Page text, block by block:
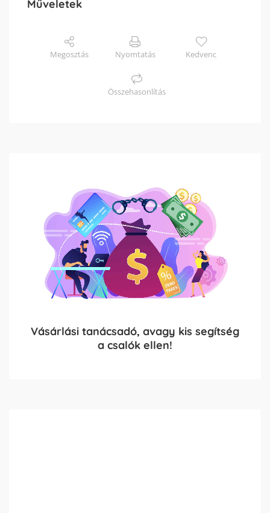
Műveletek
Megosztás Nyomtatás Kedvenc
Összehasonlítás
Vásárlási tanácsadó, avagy kis segítség
a csalók ellen!